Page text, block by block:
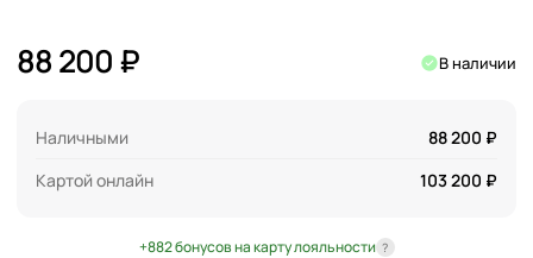
88 200 ₽ В наличии
Наличными
88 200 ₽
Картой онлайн
103 200 ₽
+882 бонусов на карту лояльности ?